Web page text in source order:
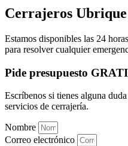
Cerrajeros Ubrique
Estamos disponibles las 24
para resolver cualquier
Pide presupuesto
Escríbenos si tienes alguna
servicios de cerrajería.
Nombre
Correo electrónico